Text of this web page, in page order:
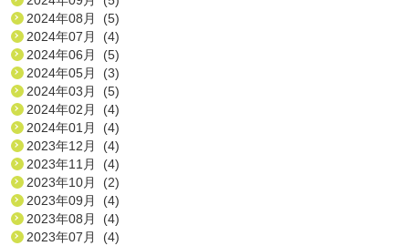
2024年08月 (5)
2024年07月 (4)
2024年06月 (5)
2024年05月 (3)
2024年03月 (5)
2024年02月 (4)
2024年01月 (4)
2023年12月 (4)
2023年11月 (4)
2023年10月 (2)
2023年09月 (4)
2023年08月 (4)
2023年07月 (4)